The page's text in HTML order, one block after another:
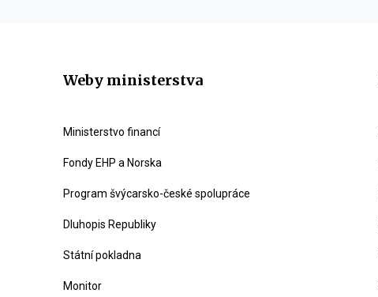
Weby ministerstva
Ministerstvo financí
Fondy EHP a Norska
Program švýcarsko-české spolupráce
Dluhopis Republiky
Státní pokladna
Monitor